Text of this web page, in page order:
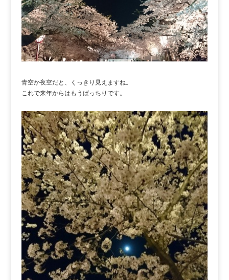
青空か夜空だと、くっきり見えますね。
これで来年からはもうばっちりです。